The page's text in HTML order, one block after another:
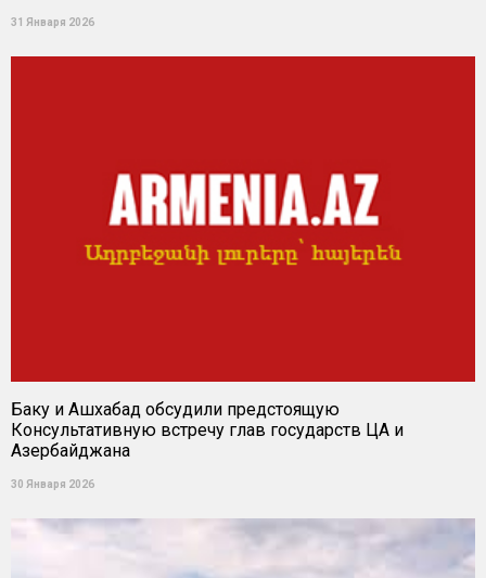
31 Января 2026
Баку и Ашхабад обсудили предстоящую
Консультативную встречу глав государств ЦА и
Азербайджана
30 Января 2026